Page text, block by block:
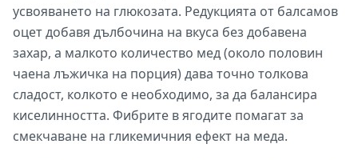
усвояването на глюкозата. Редукцията от балсамов
оцет добавя дълбочина на вкуса без добавена
захар, а малкото количество мед (около половин
чаена лъжичка на порция) дава точно толкова
сладост, колкото е необходимо, за да балансира
киселинността. Фибрите в ягодите помагат за
смекчаване на гликемичния ефект на меда.